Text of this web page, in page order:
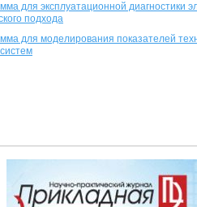
для эксплуатационной диагностики
подхода
для моделирования показателей